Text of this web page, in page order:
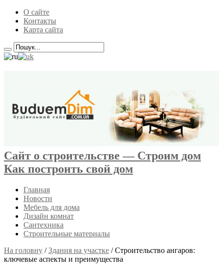
О сайте
Контакты
Карта сайта
Сайт о строительстве — Строим дом
Как построить свой дом
Главная
Новости
Мебель для дома
Дизайн комнат
Сантехника
Строительные материалы
На головну /Здания на участке /Строительство ангаров:
ключевые аспекты и преимущества